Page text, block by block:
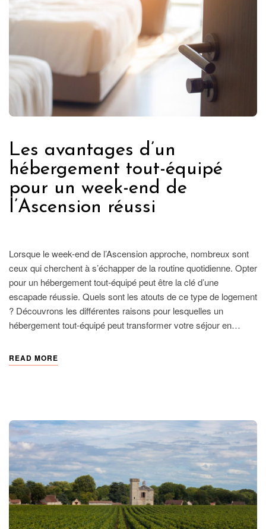
Les avantages d’un
hébergement tout-équipé
pour un week-end de
l’Ascension réussi
Lorsque le week-end de l’Ascension approche, nombreux sont
ceux qui cherchent à s’échapper de la routine quotidienne. Opter
pour un hébergement tout-équipé peut être la clé d’une
escapade réussie. Quels sont les atouts de ce type de logement
? Découvrons les différentes raisons pour lesquelles un
hébergement tout-équipé peut transformer votre séjour en…
READ MORE